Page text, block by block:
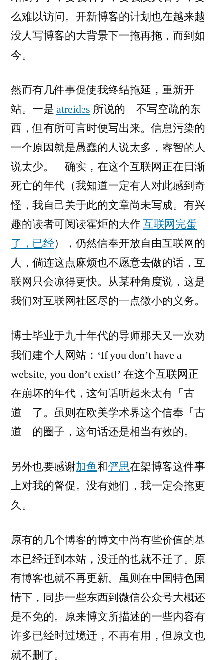
么难以访问。开新博客的计划也在越来越
没人写博客的大背景下一拖再拖，而到如
今。
然而有几件事促使我终结拖延，重新开
站。一是 atreides 所说的「不写空疏的东
西，但有所可言时便写出来。信息污染的
一个原因就是愚蠢的人说太多，睿智的人
说太少。」确实，在这个互联网正在日渐
死亡的年代（我知道一定有人对此感到奇
怪，我自己关于此的文章尚未写成。有兴
趣的读者可阅读霍炬的大作互联网完蛋
了，已经），仍然信奉开放自由互联网的
人，倘连这点麻烦也不愿意去做的话，互
联网只会凉得更快。从某种角度说，这是
我们对互联网社区尽的一点微小的义务。
博士毕业于九十年代的导师那天又一次劝
我们建个人网站：‘If you don’t have a
website, you don’t exist!’ 在这个互联网正
在崩坏的年代，这句话听起来太有「古
道」了。虽则在欧美学术界这个信奉「古
道」的圈子，这句话还是相当有效的。
另外也要感谢加鱼和俨思在架博客这件事
上对我的督促。没有她们，我一定会拖更
久。
原有的几个博客的博文中尚有些价值的基
本已经迁到本站，没迁的也就不迁了。原
有博客也就不再更新。虽则在中国特色国
情下，同步一些东西到微信公众号大概还
是不免的。原来博文所描述的一些内容有
许多已经时过境迁，不再有用，但原文也
就不删了。